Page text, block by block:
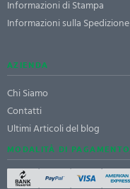
Informazioni di Stampa
Informazioni sulla Spedizione
AZIENDA
Chi Siamo
Contatti
Ultimi Articoli del blog
MODALITÀ DI PAGAMENTO